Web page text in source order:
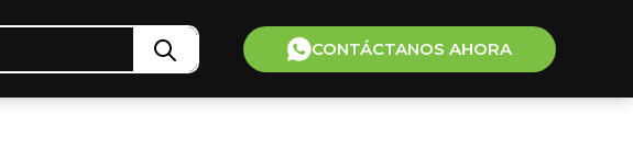
CONTÁCTANOS AHORA